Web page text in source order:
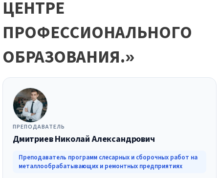
ЦЕНТРЕ
ПРОФЕССИОНАЛЬНОГО
ОБРАЗОВАНИЯ.»
ПРЕПОДАВАТЕЛЬ
Дмитриев Николай Александрович
Преподаватель программ слесарных и сборочных работ на
металлообрабатывающих и ремонтных предприятиях